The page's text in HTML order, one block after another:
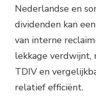
Nederlandse en
dividenden kan
van interne
lekkage verdwijnt,
TDIV en
relatief efficiënt.